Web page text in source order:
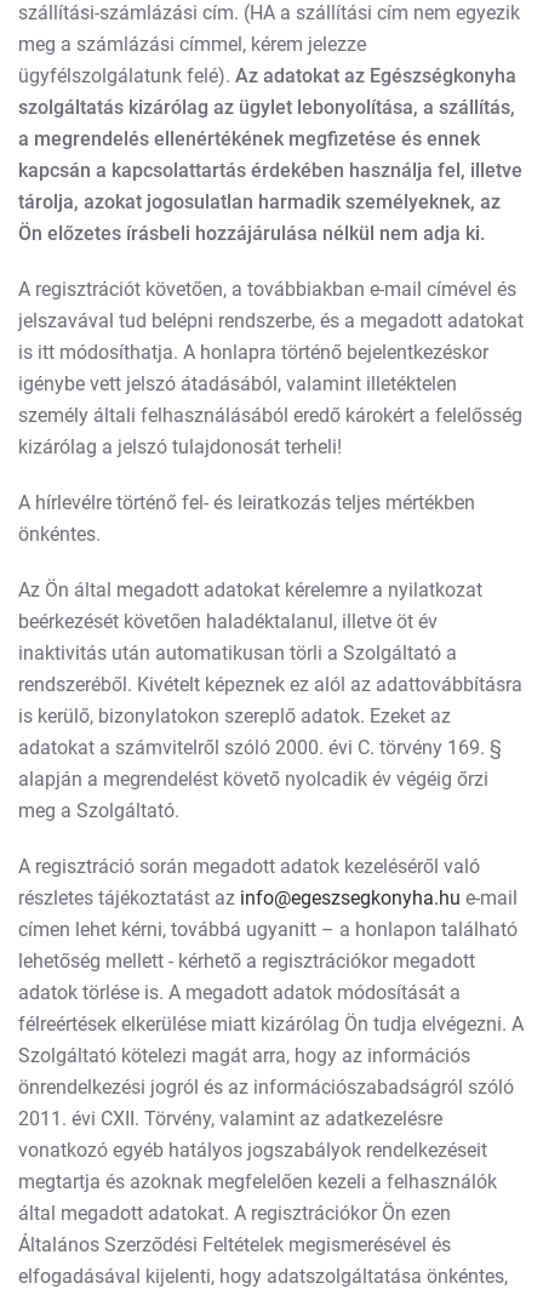
szállítási-számlázási cím. (HA a szállítási cím nem egyezik
meg a számlázási címmel, kérem jelezze
ügyfélszolgálatunk felé). Az adatokat az Egészségkonyha
szolgáltatás kizárólag az ügylet lebonyolítása, a szállítás,
a megrendelés ellenértékének megfizetése és ennek
kapcsán a kapcsolattartás érdekében használja fel, illetve
tárolja, azokat jogosulatlan harmadik személyeknek, az
Ön előzetes írásbeli hozzájárulása nélkül nem adja ki.
A regisztrációt követően, a továbbiakban e-mail címével és
jelszavával tud belépni rendszerbe, és a megadott adatokat
is itt módosíthatja. A honlapra történő bejelentkezéskor
igénybe vett jelszó átadásából, valamint illetéktelen
személy általi felhasználásából eredő károkért a felelősség
kizárólag a jelszó tulajdonosát terheli!
A hírlevélre történő fel- és leiratkozás teljes mértékben
önkéntes.
Az Ön által megadott adatokat kérelemre a nyilatkozat
beérkezését követően haladéktalanul, illetve öt év
inaktivitás után automatikusan törli a Szolgáltató a
rendszeréből. Kivételt képeznek ez alól az adattovábbításra
is kerülő, bizonylatokon szereplő adatok. Ezeket az
adatokat a számvitelről szóló 2000. évi C. törvény 169. §
alapján a megrendelést követő nyolcadik év végéig őrzi
meg a Szolgáltató.
A regisztráció során megadott adatok kezeléséről való
részletes tájékoztatást az info@egeszsegkonyha.hu e-mail
címen lehet kérni, továbbá ugyanitt – a honlapon található
lehetőség mellett - kérhető a regisztrációkor megadott
adatok törlése is. A megadott adatok módosítását a
félreértések elkerülése miatt kizárólag Ön tudja elvégezni. A
Szolgáltató kötelezi magát arra, hogy az információs
önrendelkezési jogról és az információszabadságról szóló
2011. évi CXII. Törvény, valamint az adatkezelésre
vonatkozó egyéb hatályos jogszabályok rendelkezéseit
megtartja és azoknak megfelelően kezeli a felhasználók
által megadott adatokat. A regisztrációkor Ön ezen
Általános Szerződési Feltételek megismerésével és
elfogadásával kijelenti, hogy adatszolgáltatása önkéntes,